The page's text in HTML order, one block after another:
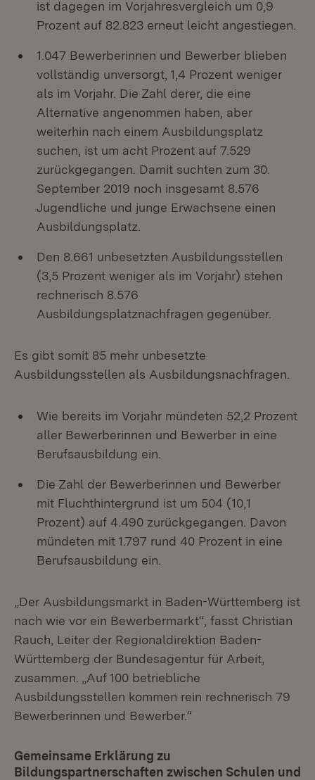
ist dagegen im Vorjahresvergleich um 0,9
Prozent auf 82.823 erneut leicht angestiegen.
1.047 Bewerberinnen und Bewerber blieben
vollständig unversorgt, 1,4 Prozent weniger
als im Vorjahr. Die Zahl derer, die eine
Alternative angenommen haben, aber
weiterhin nach einem Ausbildungsplatz
suchen, ist um acht Prozent auf 7.529
zurückgegangen. Damit suchten zum 30.
September 2019 noch insgesamt 8.576
Jugendliche und junge Erwachsene einen
Ausbildungsplatz.
Den 8.661 unbesetzten Ausbildungsstellen
(3,5 Prozent weniger als im Vorjahr) stehen
rechnerisch 8.576
Ausbildungsplatznachfragen gegenüber.
Es gibt somit 85 mehr unbesetzte
Ausbildungsstellen als Ausbildungsnachfragen.
Wie bereits im Vorjahr mündeten 52,2 Prozent
aller Bewerberinnen und Bewerber in eine
Berufsausbildung ein.
Die Zahl der Bewerberinnen und Bewerber
mit Fluchthintergrund ist um 504 (10,1
Prozent) auf 4.490 zurückgegangen. Davon
mündeten mit 1.797 rund 40 Prozent in eine
Berufsausbildung ein.
„Der Ausbildungsmarkt in Baden-Württemberg ist
nach wie vor ein Bewerbermarkt“, fasst Christian
Rauch, Leiter der Regionaldirektion Baden-
Württemberg der Bundesagentur für Arbeit,
zusammen. „Auf 100 betriebliche
Ausbildungsstellen kommen rein rechnerisch 79
Bewerberinnen und Bewerber.“
Gemeinsame Erklärung zu
Bildungspartnerschaften zwischen Schulen und